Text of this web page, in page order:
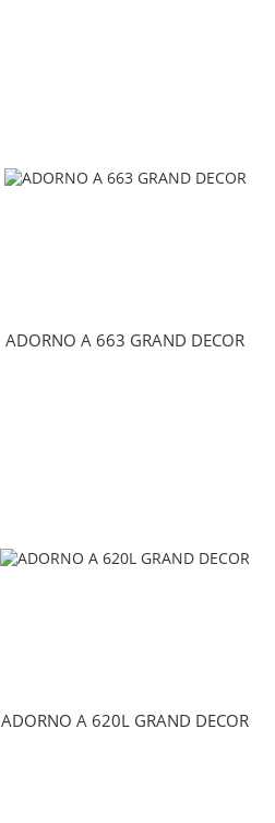
ADORNO A 663 GRAND DECOR
ADORNO A 620L GRAND DECOR